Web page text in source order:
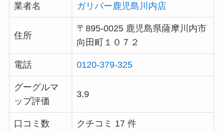
業者名 ガリバー鹿児島川内店
住所
〒895-0025 鹿児島県薩摩川内市
向田町１０７２
電話 0120-379-325
グーグルマ
ップ評価
3.9
口コミ数 クチコミ 17 件